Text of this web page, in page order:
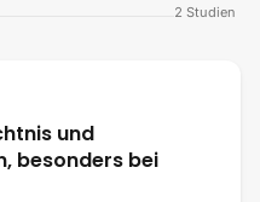
2 Studien
und
besonders bei